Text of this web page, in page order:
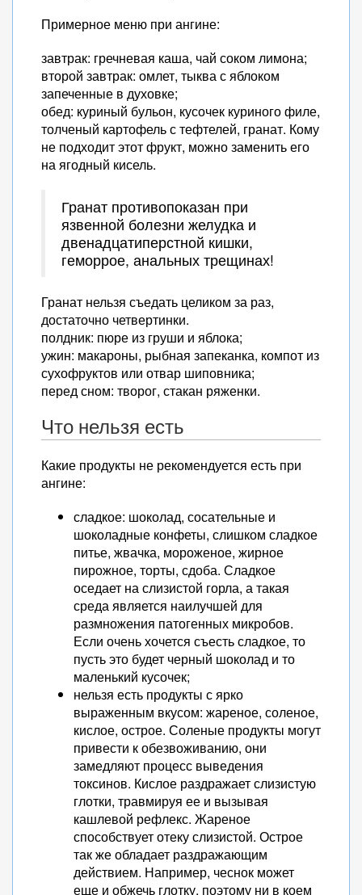
Примерное меню при ангине:
завтрак: гречневая каша, чай соком лимона;
второй завтрак: омлет, тыква с яблоком
запеченные в духовке;
обед: куриный бульон, кусочек куриного филе,
толченый картофель с тефтелей, гранат. Кому
не подходит этот фрукт, можно заменить его
на ягодный кисель.
Гранат противопоказан при
язвенной болезни желудка и
двенадцатиперстной кишки,
геморрое, анальных трещинах!
Гранат нельзя съедать целиком за раз,
достаточно четвертинки.
полдник: пюре из груши и яблока;
ужин: макароны, рыбная запеканка, компот из
сухофруктов или отвар шиповника;
перед сном: творог, стакан ряженки.
Что нельзя есть
Какие продукты не рекомендуется есть при
ангине:
сладкое: шоколад, сосательные и
шоколадные конфеты, слишком сладкое
питье, жвачка, мороженое, жирное
пирожное, торты, сдоба. Сладкое
оседает на слизистой горла, а такая
среда является наилучшей для
размножения патогенных микробов.
Если очень хочется съесть сладкое, то
пусть это будет черный шоколад и то
маленький кусочек;
нельзя есть продукты с ярко
выраженным вкусом: жареное, соленое,
кислое, острое. Соленые продукты могут
привести к обезвоживанию, они
замедляют процесс выведения
токсинов. Кислое раздражает слизистую
глотки, травмируя ее и вызывая
кашлевой рефлекс. Жареное
способствует отеку слизистой. Острое
так же обладает раздражающим
действием. Например, чеснок может
еще и обжечь глотку, поэтому ни в коем